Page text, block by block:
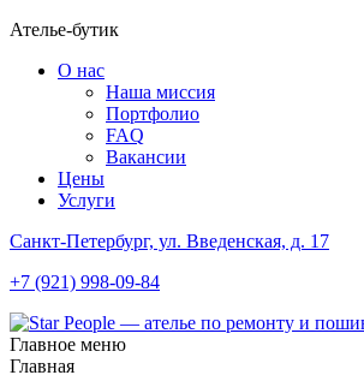
Ателье-бутик
О нас
Наша миссия
Портфолио
FAQ
Вакансии
Цены
Услуги
Санкт-Петербург, ул. Введенская, д. 17
+7 (921) 998-09-84
Главное меню
Главная